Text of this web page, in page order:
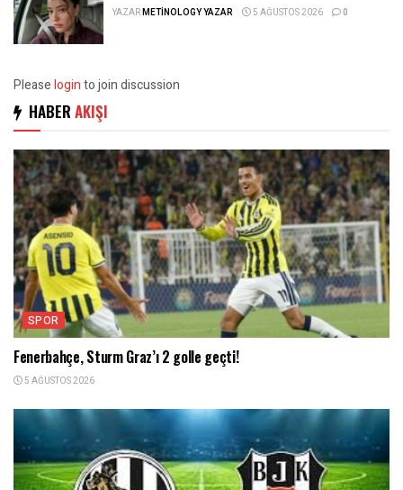
YAZARMETINOLOGY YAZAR 5 AĞUSTOS 2026 0
Pleaseloginto join discussion
HABER AKIŞI
SPOR
Fenerbahçe, Sturm Graz’ı 2 golle geçti!
5 AĞUSTOS 2026